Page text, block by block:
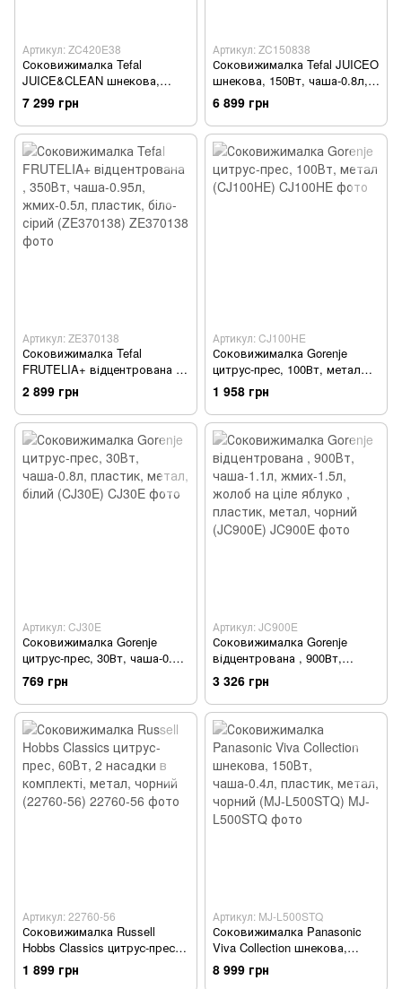
Артикул: ZC420E38
Соковижималка Tefal
JUICE&CLEAN шнекова,
150Вт, чаша-0.8л, жмих-0.8л,
пластик, сріблясто-чорний
(ZC420E38)
7 299 грн
Артикул: ZC150838
Соковижималка Tefal JUICEO
шнекова, 150Вт, чаша-0.8л,
жмих-0.8л, насадка для
цитрусових, пластик,
червоно-чорний (ZC150838)
6 899 грн
Артикул: ZE370138
Соковижималка Tefal
FRUTELIA+ відцентрована ,
350Вт, чаша-0.95л,
жмих-0.5л, пластик, біло-
сірий (ZE370138)
2 899 грн
Артикул: CJ100HE
Соковижималка Gorenje
цитрус-прес, 100Вт, метал
(CJ100HE)
1 958 грн
Артикул: CJ30E
Соковижималка Gorenje
цитрус-прес, 30Вт, чаша-0.8л,
пластик, метал, білий
(CJ30E)
769 грн
Артикул: JC900E
Соковижималка Gorenje
відцентрована , 900Вт,
чаша-1.1л, жмих-1.5л, жолоб
на ціле яблуко , пластик,
метал, чорний (JC900E)
3 326 грн
Артикул: 22760-56
Соковижималка Russell
Hobbs Classics цитрус-прес,
60Вт, 2 насадки в комплекті,
метал, чорний (22760-56)
1 899 грн
Артикул: MJ-L500STQ
Соковижималка Panasonic
Viva Collection шнекова,
150Вт, чаша-0.4л, пластик,
метал, чорний (MJ-L500STQ)
8 999 грн